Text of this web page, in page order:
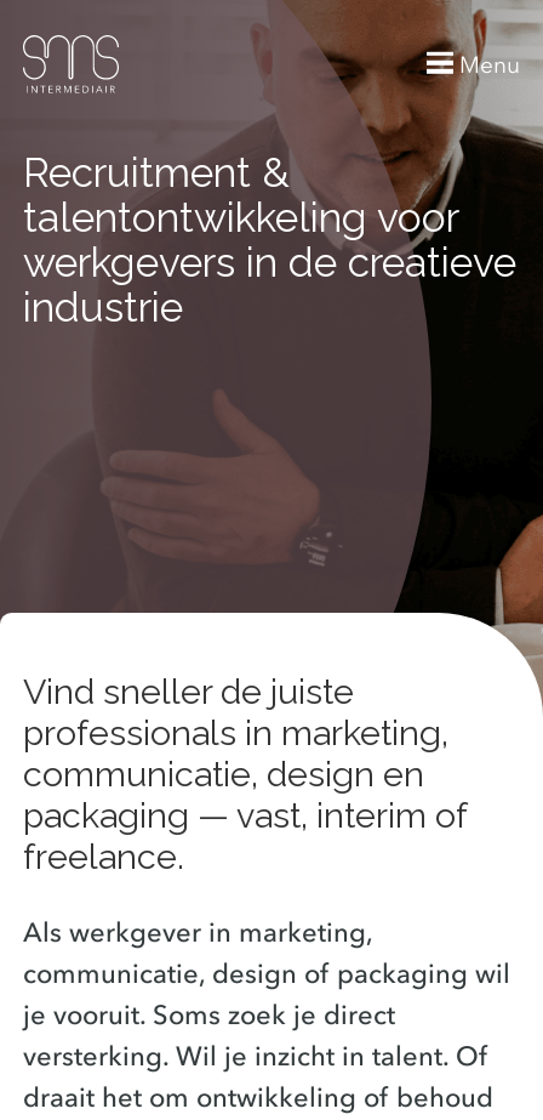
Menu
Recruitment &
talentontwikkeling voor
werkgevers in de creatieve
industrie
Vind sneller de juiste
professionals in marketing,
communicatie, design en
packaging — vast, interim of
freelance.
Als werkgever in marketing,
communicatie, design of packaging wil
je vooruit. Soms zoek je direct
versterking. Wil je inzicht in talent. Of
draait het om ontwikkeling of behoud